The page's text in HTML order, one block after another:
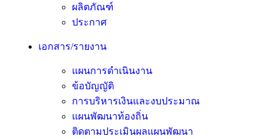
ผลิตภัณฑ์
ประกาศ
เอกสาร/รายงาน
แผนการดำเนินงาน
ข้อบัญญัติ
การบริหารเงินและงบประมาณ
แผนพัฒนาท้องถิ่น
ติดตามประเมินผลแผนพัฒนา